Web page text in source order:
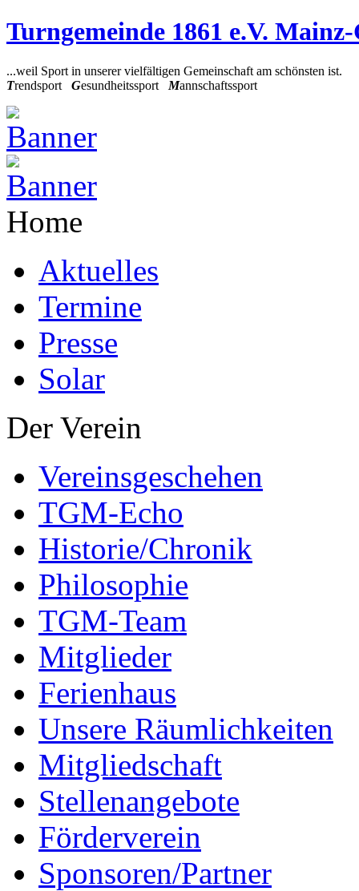
Turngemeinde 1861 e.V.
...weil Sport in unserer vielfältigen Gemeinschaft am schönsten ist.
Trendsport Gesundheitssport Mannschaftssport
Home
Aktuelles
Termine
Presse
Solar
Der Verein
Vereinsgeschehen
TGM-Echo
Historie/Chronik
Philosophie
TGM-Team
Mitglieder
Ferienhaus
Unsere Räumlichkeiten
Mitgliedschaft
Stellenangebote
Förderverein
Sponsoren/Partner